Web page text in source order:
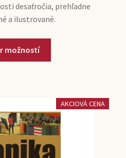
desaťročia, prehľadne
a ilustrované.
možností
AKCIOVÁ CENA